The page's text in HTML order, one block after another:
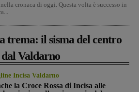
cronaca di oggi. Questa volta è successo in
trema: il sisma del centro
Valdarno
Incisa Valdarno
la Croce Rossa di Incisa alle